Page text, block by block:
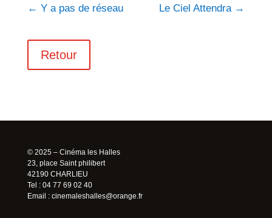
← Y a pas de réseau Le Ciel Attendra→
Retour
© 2025 – Cinéma les Halles
23, place Saint philibert
42190 CHARLIEU
Tel : 04 77 69 02 40
Email : cinemaleshalles@orange.fr